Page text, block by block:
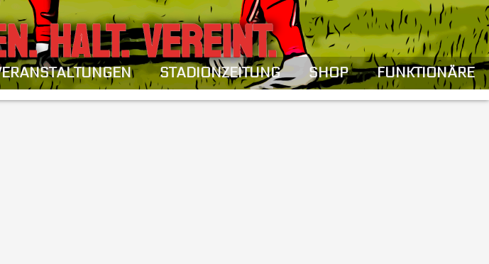
HALT. VEREINT.
STADIONZEITUNG SHOP FUNKTIONÄRE